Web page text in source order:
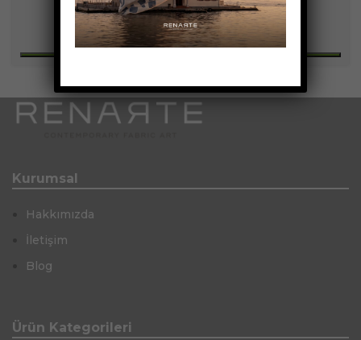
+3
Kurumsal
Hakkımızda
İletişim
Blog
Ürün Kategorileri